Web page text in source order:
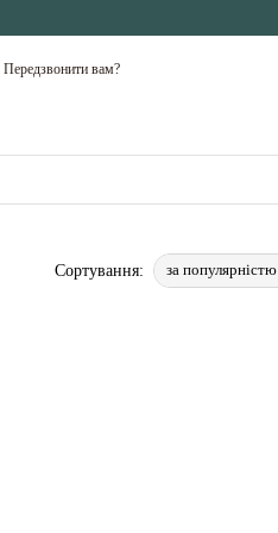
Передзвонити вам?
Сортування: за популярністю